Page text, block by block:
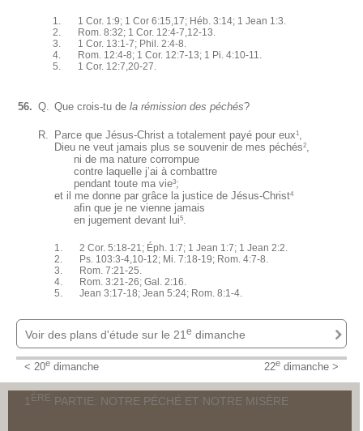
1. 1 Cor. 1:9; 1 Cor 6:15,17; Héb. 3:14; 1 Jean 1:3.
2. Rom. 8:32; 1 Cor. 12:4-7,12-13.
3. 1 Cor. 13:1-7; Phil. 2:4-8.
4. Rom. 12:4-8; 1 Cor. 12:7-13; 1 Pi. 4:10-11.
5. 1 Cor. 12:7,20-27.
56. Q. Que crois-tu de la rémission des péchés?
R. Parce que Jésus-Christ a totalement payé pour eux 1
Dieu ne veut jamais plus se souvenir de mes péchés2
ni de ma nature corrompue
contre laquelle j’ai à combattre
pendant toute ma vie3;
et il me donne par grâce la justice de Jésus-Christ4
afin que je ne vienne jamais
en jugement devant lui5
1. 2 Cor. 5:18-21; Éph. 1:7; 1 Jean 1:7; 1 Jean 2:2.
2. Ps. 103:3-4,10-12; Mi. 7:18-19; Rom. 4:7-8.
3. Rom. 7:21-25.
4. Rom. 3:21-26; Gal. 2:16.
5. Jean 3:17-18; Jean 5:24; Rom. 8:1-4.
Voir des plans d'étude sur le 21 e dimanche
J'appartiens - 21e dimanche
Bédard, Paulin
< 20e dimanche 22e dimanche >
1 ÈRE PARTIE: NOTRE PÉCHÉ ET NOTRE MISÈRE